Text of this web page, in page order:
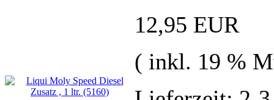
12,95 EUR
( inkl. 19 %